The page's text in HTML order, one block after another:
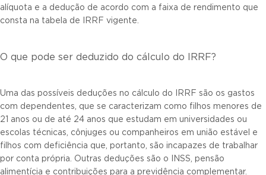
alíquota e a dedução de acordo com a faixa de rendimento que
consta na tabela de IRRF vigente.
O que pode ser deduzido do cálculo do IRRF?
Uma das possíveis deduções no cálculo do IRRF são os gastos
com dependentes, que se caracterizam como filhos menores de
21 anos ou de até 24 anos que estudam em universidades ou
escolas técnicas, cônjuges ou companheiros em união estável e
filhos com deficiência que, portanto, são incapazes de trabalhar
por conta própria. Outras deduções são o INSS, pensão
alimentícia e contribuições para a previdência complementar.